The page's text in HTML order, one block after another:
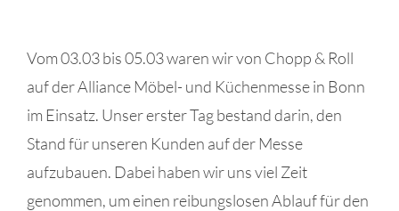
Vom 03.03 bis 05.03 waren wir von Chopp & Roll
auf der Alliance Möbel- und Küchenmesse in Bonn
im Einsatz. Unser erster Tag bestand darin, den
Stand für unseren Kunden auf der Messe
aufzubauen. Dabei haben wir uns viel Zeit
genommen, um einen reibungslosen Ablauf für den